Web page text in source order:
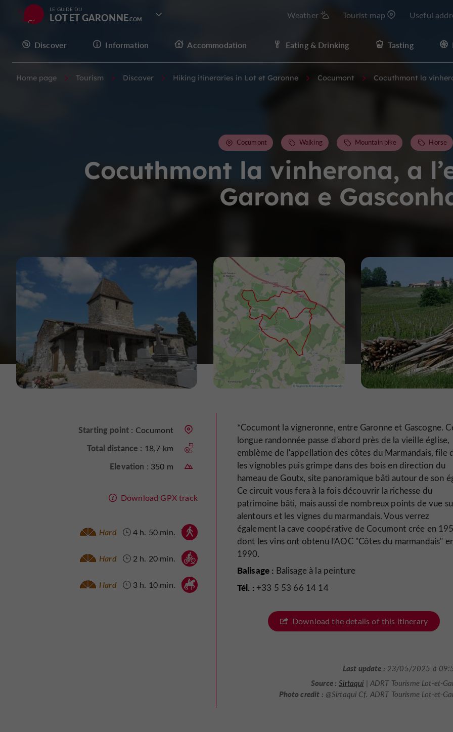
LE GUIDE DU
LOT ET GARONNE Weather Tourist map Useful
Discover Information Accommodation Eating & Drinking Tasting
Home page Tourism Discover Hiking itineraries in Lot et Garonne Cocumont Cocuthmont la
Cocuthmont la vinherona, a
Garona e
Cocumont Walking Mountain bike Horse
Starting point : Cocumont
Total distance : 18,7 km
Elevation : 350 m
Download GPX track
Walking :
4 h. 50 min.
Hard
Mountain bike :
2 h. 20 min.
Hard
Horse :
3 h. 10 min.
Hard
*Cocumont la vigneronne, entre Garonne et Gascogne.
longue randonnée passe d'abord près de la vieille église,
emblème de l'appellation des côtes du Marmandais, file
les vignobles puis grimpe dans des bois en direction du
hameau de Goutx, site panoramique bâti autour de son
Ce circuit vous fera à la fois découvrir la richesse du
patrimoine bâti, mais aussi de nombreux points de vue
alentours et les vignes du marmandais. Vous verrez
également la cave coopérative de Cocumont crée en
dont les vins ont obtenu l'AOC "Côtes du marmandais"
1990.
Balisage : Balisage à la peinture
Tél. :+33 5 53 66 14 14
Download the details of this itinerary
Last update : 23/05/2025 à
Source : Sirtaqui | ADRT Tourisme Lot-et-
Photo credit : @Sirtaqui Cf. ADRT Tourisme Lot-et-